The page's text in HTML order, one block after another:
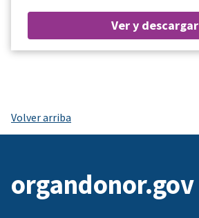
Ver y descargar
Volver arriba
organdonor.gov